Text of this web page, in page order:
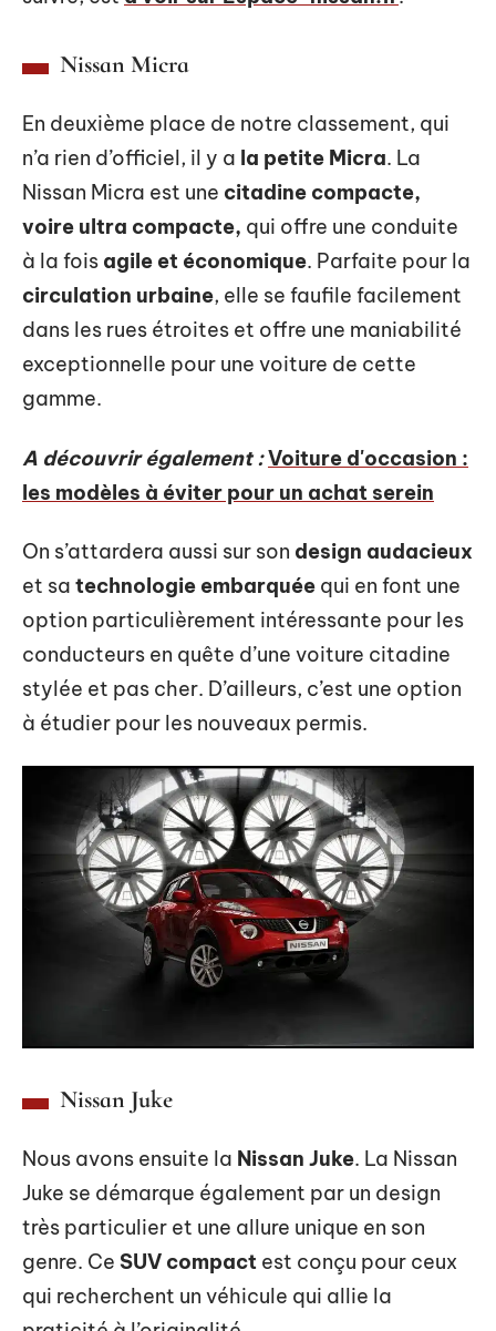
Nissan Micra
En deuxième place de notre classement, qui
n’a rien d’officiel, il y a la petite Micra. La
Nissan Micra est une citadine compacte,
voire ultra compacte, qui offre une conduite
à la fois agile et économique. Parfaite pour la
circulation urbaine, elle se faufile facilement
dans les rues étroites et offre une maniabilité
exceptionnelle pour une voiture de cette
gamme.
A découvrir également :Voiture d'occasion :
les modèles à éviter pour un achat serein
On s’attardera aussi sur son design audacieux
et sa technologie embarquée qui en font une
option particulièrement intéressante pour les
conducteurs en quête d’une voiture citadine
stylée et pas cher. D’ailleurs, c’est une option
à étudier pour les nouveaux permis.
Nissan Juke
Nous avons ensuite la Nissan Juke. La Nissan
Juke se démarque également par un design
très particulier et une allure unique en son
genre. Ce SUV compact est conçu pour ceux
qui recherchent un véhicule qui allie la